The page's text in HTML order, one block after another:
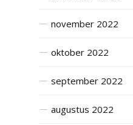
november 2022
oktober 2022
september 2022
augustus 2022